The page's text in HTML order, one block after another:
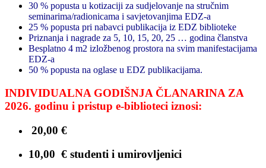
30 % popusta u kotizaciji za sudjelovanje na stručnim
seminarima/radionicama i savjetovanjima EDZ-a
25 % popusta pri nabavci publikacija iz EDZ biblioteke
Priznanja i nagrade za 5, 10, 15, 20, 25 … godina članstva
Besplatno 4 m2 izložbenog prostora na svim manifestacijama
EDZ-a
50 % popusta na oglase u EDZ publikacijama.
INDIVIDUALNA GODIŠNJA ČLANARINA ZA
2026. godinu i pristup e-biblioteci iznosi:
20,00 €
10,00 € studenti i umirovljenici